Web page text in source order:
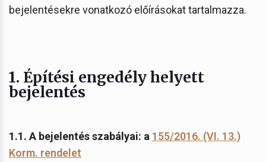
bejelentésekre vonatkozó előírásokat tartalmazza.
1. Építési engedély helyett
bejelentés
1.1. A bejelentés szabályai: a 155/2016. (VI. 13.)
Korm. rendelet